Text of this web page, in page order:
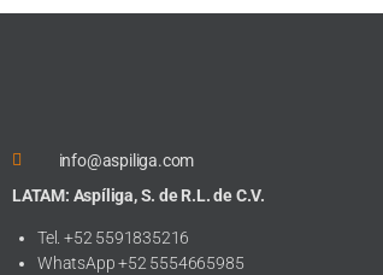
info@aspiliga.com
LATAM: Aspíliga, S. de R.L. de C.V.
Tel. +52 5591835216
WhatsApp +52 5554665985